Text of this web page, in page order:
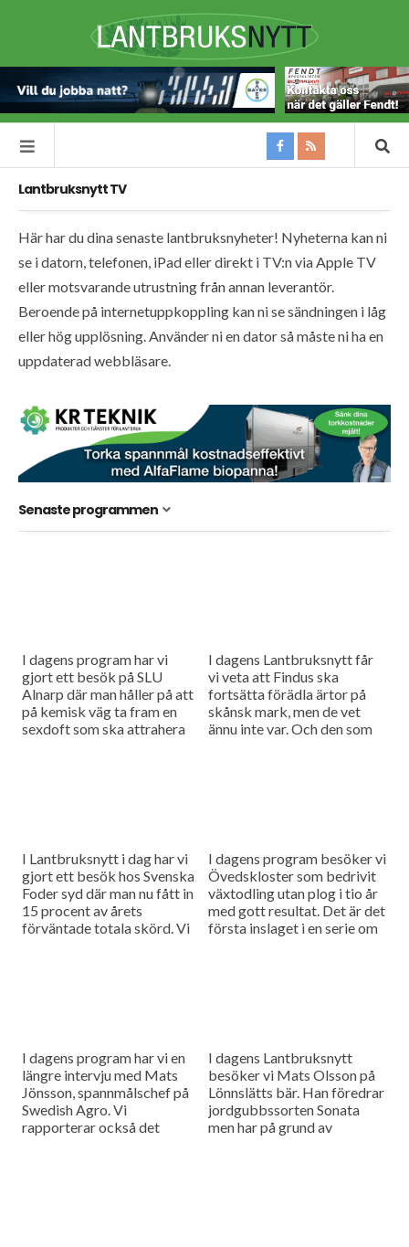
Lantbruksnytt TV
Här har du dina senaste lantbruksnyheter! Nyheterna kan ni
se i datorn, telefonen, iPad eller direkt i TV:n via Apple TV
eller motsvarande utrustning från annan leverantör.
Beroende på internetuppkoppling kan ni se sändningen i låg
eller hög upplösning. Använder ni en dator så måste ni ha en
uppdaterad webbläsare.
Senaste programmen
I dagens program har vi
gjort ett besök på SLU
Alnarp där man håller på att
på kemisk väg ta fram en
sexdoft som ska attrahera
I dagens Lantbruksnytt får
vi veta att Findus ska
fortsätta förädla ärtor på
skånsk mark, men de vet
ännu inte var. Och den som
I Lantbruksnytt i dag har vi
gjort ett besök hos Svenska
Foder syd där man nu fått in
15 procent av årets
förväntade totala skörd. Vi
I dagens program besöker vi
Övedskloster som bedrivit
växtodling utan plog i tio år
med gott resultat. Det är det
första inslaget i en serie om
I dagens program har vi en
längre intervju med Mats
Jönsson, spannmålschef på
Swedish Agro. Vi
rapporterar också det
I dagens Lantbruksnytt
besöker vi Mats Olsson på
Lönnslätts bär. Han föredrar
jordgubbssorten Sonata
men har på grund av